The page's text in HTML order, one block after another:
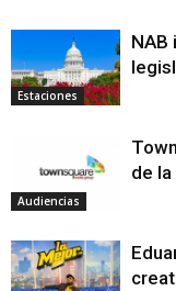
Estaciones
NAB
Audiencias
de